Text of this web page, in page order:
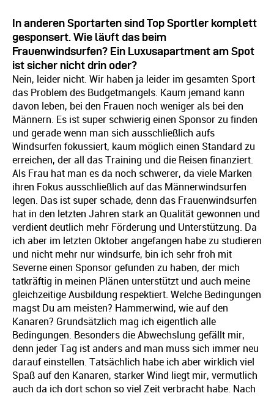
In anderen Sportarten sind Top Sportler komplett
gesponsert. Wie läuft das beim
Frauenwindsurfen? Ein Luxusapartment am Spot
ist sicher nicht drin oder?
Nein, leider nicht. Wir haben ja leider im gesamten Sport
das Problem des Budgetmangels. Kaum jemand kann
davon leben, bei den Frauen noch weniger als bei den
Männern. Es ist super schwierig einen Sponsor zu finden
und gerade wenn man sich ausschließlich aufs
Windsurfen fokussiert, kaum möglich einen Standard zu
erreichen, der all das Training und die Reisen finanziert.
Als Frau hat man es da noch schwerer, da viele Marken
ihren Fokus ausschließlich auf das Männerwindsurfen
legen. Das ist super schade, denn das Frauenwindsurfen
hat in den letzten Jahren stark an Qualität gewonnen und
verdient deutlich mehr Förderung und Unterstützung. Da
ich aber im letzten Oktober angefangen habe zu studieren
und nicht mehr nur windsurfe, bin ich sehr froh mit
Severne einen Sponsor gefunden zu haben, der mich
tatkräftig in meinen Plänen unterstützt und auch meine
gleichzeitige Ausbildung respektiert. Welche Bedingungen
magst Du am meisten? Hammerwind, wie auf den
Kanaren? Grundsätzlich mag ich eigentlich alle
Bedingungen. Besonders die Abwechslung gefällt mir,
denn jeder Tag ist anders and man muss sich immer neu
darauf einstellen. Tatsächlich habe ich aber wirklich viel
Spaß auf den Kanaren, starker Wind liegt mir, vermutlich
auch da ich dort schon so viel Zeit verbracht habe. Nach